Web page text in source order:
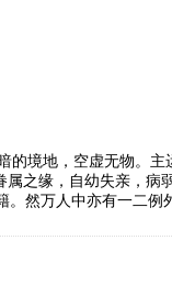
的境地，空虚无物。主
之缘，自幼失亲，病
然万人中亦有一二例